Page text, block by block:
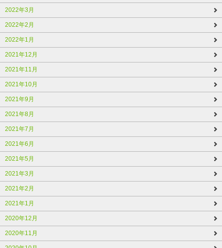
2022年3月
2022年2月
2022年1月
2021年12月
2021年11月
2021年10月
2021年9月
2021年8月
2021年7月
2021年6月
2021年5月
2021年3月
2021年2月
2021年1月
2020年12月
2020年11月